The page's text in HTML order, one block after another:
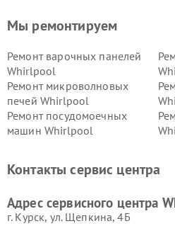
Мы ремонтируем
Ремонт варочных панелей
Whirlpool
Ремонт микроволновых
печей Whirlpool
Ремонт посудомоечных
машин Whirlpool
Контакты сервис центра
Адрес сервисного центра
г. Курск, ул. Щепкина, 4Б